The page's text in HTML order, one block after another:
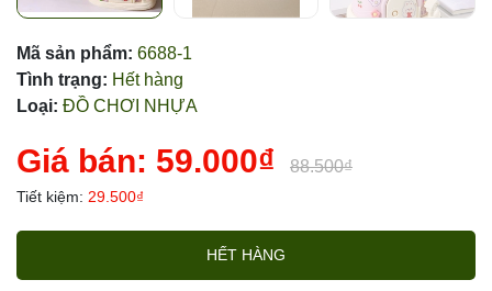
Mã sản phẩm: 6688-1
Tình trạng: Hết hàng
Loại: ĐỒ CHƠI NHỰA
Giá bán: 59.000₫ 88.500₫
Tiết kiệm: 29.500₫
HẾT HÀNG